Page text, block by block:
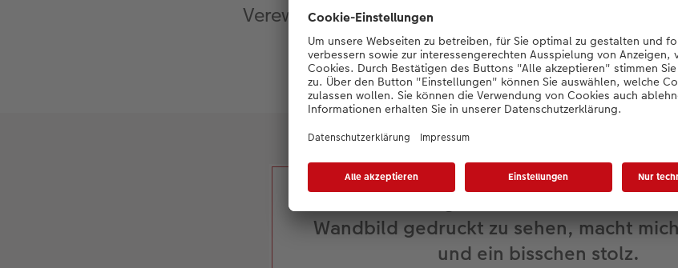
Verewigen Sie große und kleine Momente als
Jetzt Mehrteiler gestalten
Wandbild gedruckt zu sehen, macht
und ein bisschen stolz.